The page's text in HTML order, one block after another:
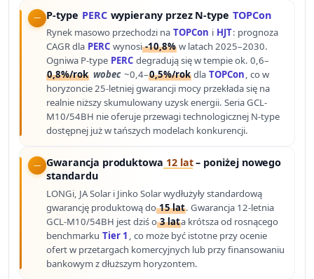
P-type PERC wypierany przez N-type TOPCon
Rynek masowo przechodzi na TOPCon i HJT: prognoza
CAGR dla PERC wynosi-10,8% w latach 2025–2030.
Ogniwa P-type PERC degradują się w tempie ok. 0,6–
0,8%/rok wobec ~0,4–0,5%/rok dla TOPCon, co w
horyzoncie 25-letniej gwarancji mocy przekłada się na
realnie niższy skumulowany uzysk energii. Seria GCL-
M10/54BH nie oferuje przewagi technologicznej N-type
dostępnej już w tańszych modelach konkurencji.
Gwarancja produktowa 12 lat– poniżej nowego
standardu
LONGi, JA Solar i Jinko Solar wydłużyły standardową
gwarancję produktową do15 lat. Gwarancja 12-letnia
GCL-M10/54BH jest dziś o3 lata krótsza od rosnącego
benchmarku Tier 1 , co może być istotne przy ocenie
ofert w przetargach komercyjnych lub przy finansowaniu
bankowym z dłuższym horyzontem.